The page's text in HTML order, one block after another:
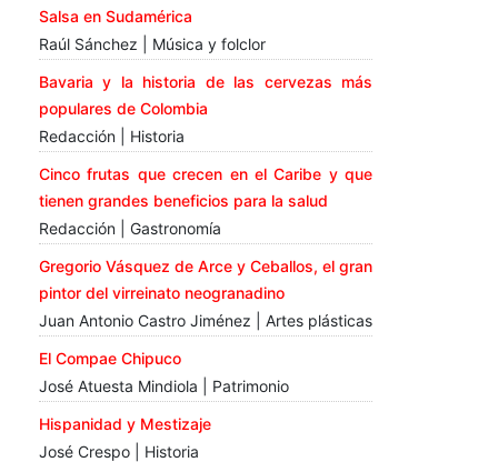
Salsa en Sudamérica
Raúl Sánchez | Música y folclor
Bavaria y la historia de las cervezas más
populares de Colombia
Redacción | Historia
Cinco frutas que crecen en el Caribe y que
tienen grandes beneficios para la salud
Redacción | Gastronomía
Gregorio Vásquez de Arce y Ceballos, el gran
pintor del virreinato neogranadino
Juan Antonio Castro Jiménez | Artes plásticas
El Compae Chipuco
José Atuesta Mindiola | Patrimonio
Hispanidad y Mestizaje
José Crespo | Historia